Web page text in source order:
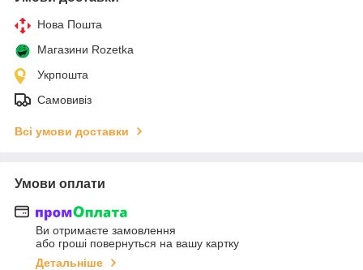
Нова Пошта
Магазини Rozetka
Укрпошта
Самовивіз
Всі умови доставки
Умови оплати
Ви отримаєте замовлення
або гроші повернуться на вашу картку
Детальніше